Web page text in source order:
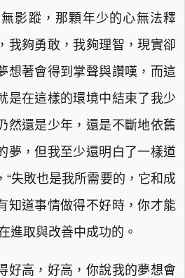
影蹤，那顆年少的心無法釋
我夠勇敢，我夠理智，現實卻
想著會得到掌聲與讚嘆，而這
是在這樣的環境中結束了我少
然還是少年，還是不斷地依舊
夢，但我至少還明白了一樣道
“失敗也是我所需要的，它和成
知道事情做得不好時，你才能
進取與改善中成功的。
好高，好高，你說我的夢想會